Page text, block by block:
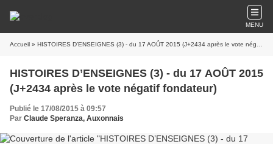
MENU
Accueil » HISTOIRES D’ENSEIGNES (3) - du 17 AOÛT 2015 (J+2434 après le vote négatif fondateur)
HISTOIRES D’ENSEIGNES (3) - du 17 AOÛT 2015
(J+2434 après le vote négatif fondateur)
Publié le 17/08/2015 à 09:57
Par Claude Speranza, Auxonnais